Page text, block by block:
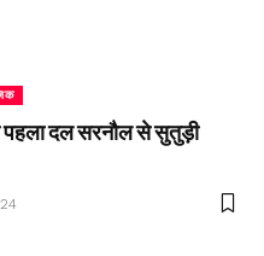
पहला दल सरनौल से सुतुड़ी